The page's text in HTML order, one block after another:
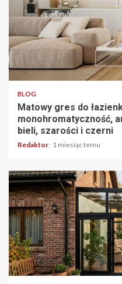
4 min odczytu
BLOG
Matowy gres do
monohromatyczność,
bieli, szarości i czerni
Redaktor 1 miesiąc temu
4 min odczytu